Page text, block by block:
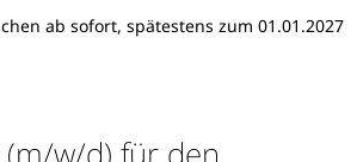
ab sofort, spätestens zum 01.01.2027